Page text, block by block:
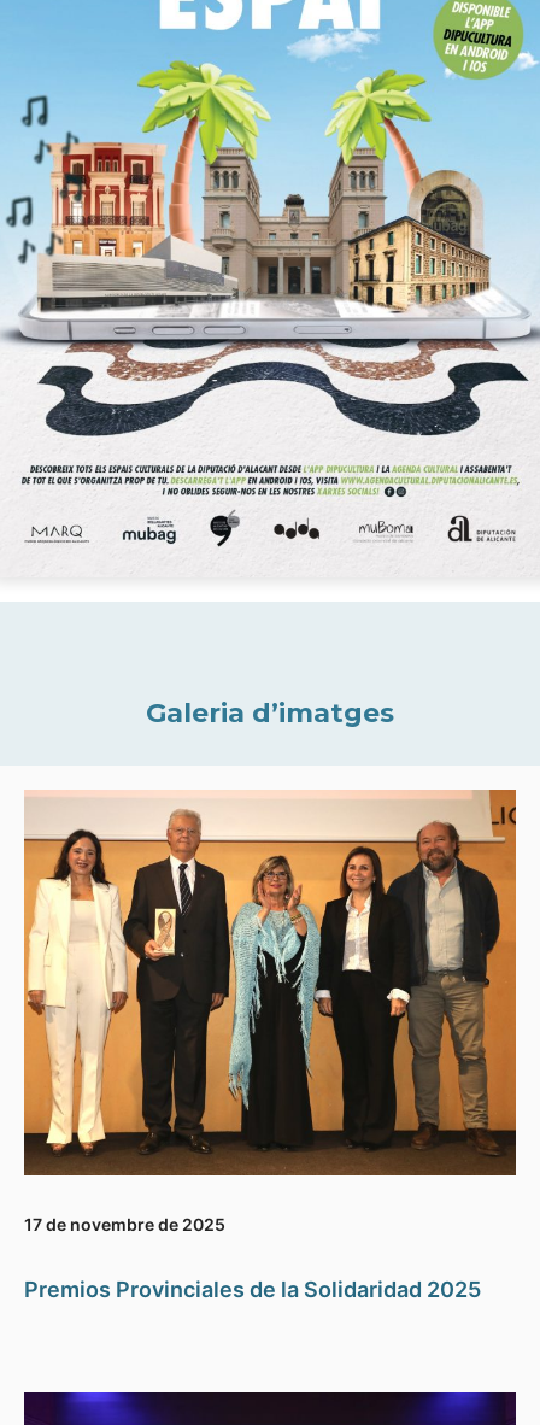
Galeria d’imatges
17 de novembre de 2025
Premios Provinciales de la Solidaridad 2025